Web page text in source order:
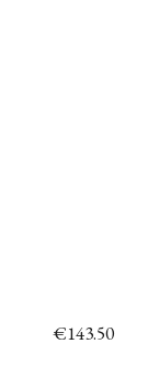
€143.50